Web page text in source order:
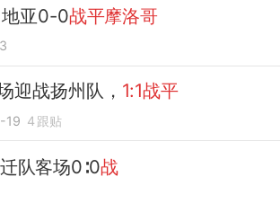
克罗地亚0-0战平摩洛哥
迎战扬州队， 1:1战平
19 4 跟贴
队客场0∶0战